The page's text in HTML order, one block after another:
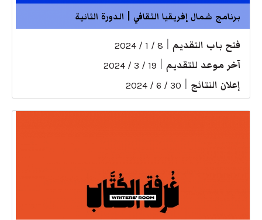
برنامج شمال إفريقيا الثقافي | الدورة الثانية
فتح باب التقديم 8 / 1 / 2024
آخر موعد للتقديم 19 / 3 / 2024
إعلان النتائج 30 / 6 / 2024